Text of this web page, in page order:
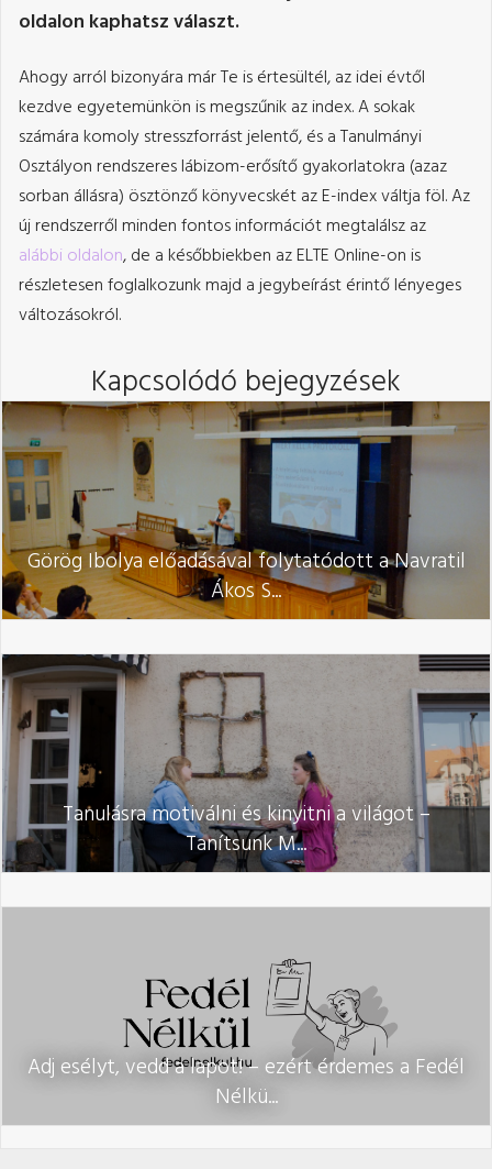
oldalon kaphatsz választ.
Ahogy arról bizonyára már Te is értesültél, az idei évtől
kezdve egyetemünkön is megszűnik az index. A sokak
számára komoly stresszforrást jelentő, és a Tanulmányi
Osztályon rendszeres lábizom-erősítő gyakorlatokra (azaz
sorban állásra) ösztönző könyvecskét az E-index váltja föl. Az
új rendszerről minden fontos információt megtalálsz az
alábbi oldalon, de a későbbiekben az ELTE Online-on is
részletesen foglalkozunk majd a jegybeírást érintő lényeges
változásokról.
Kapcsolódó bejegyzések
Görög Ibolya előadásával folytatódott a Navratil
Ákos S...
Tanulásra motiválni és kinyitni a világot –
Tanítsunk M...
Adj esélyt, vedd a lapot! – ezért érdemes a Fedél
Nélkü...